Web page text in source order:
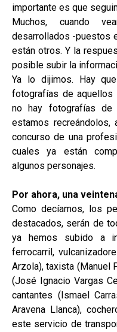
importante es que
Muchos, cuando
desarrollados -puestos
están otros. Y la
posible subir la
Ya lo dijimos. Hay
fotografías de aquellos
no hay fotografías de
estamos
concurso de una
cuales ya están
algunos personajes.
Por ahora, una
Como decíamos, los
destacados, serán de
ya hemos subido a
ferrocarril,
Arzola), taxista (Manuel
(José Ignacio Vargas
cantantes (Ismael
Aravena Llanca),
este servicio de